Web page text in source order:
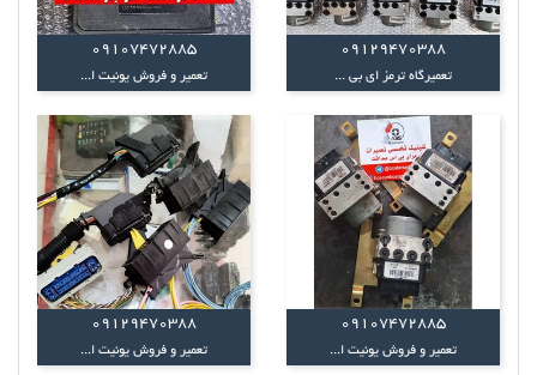
09129470388
تعمیرگاه ترمز ای بی ...
09107472885
تعمیر و فروش یونیت ا...
09107472885
تعمیر و فروش یونیت ا...
09129470388
تعمیر و فروش یونیت ا...